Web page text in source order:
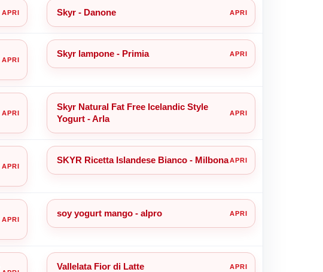
Skyr - Danone
Skyr lampone - Primia
Skyr Natural Fat Free Icelandic Style
Yogurt - Arla
SKYR Ricetta Islandese Bianco - Milbona
soy yogurt mango - alpro
Vallelata Fior di Latte